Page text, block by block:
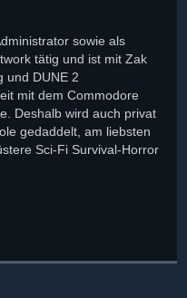
sowie als
tätig und ist mit Zak
und DUNE 2
mit dem Commodore
Deshalb wird auch privat
gedaddelt, am liebsten
Sci-Fi Survival-Horror